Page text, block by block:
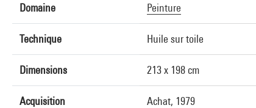
Domaine Peinture
Technique Huile sur toile
Dimensions 213 x 198 cm
Acquisition Achat, 1979